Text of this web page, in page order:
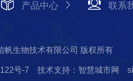
产品中心 联系
帆生物技术有限公司 版权所有
号-7 技术支持：智慧城市网